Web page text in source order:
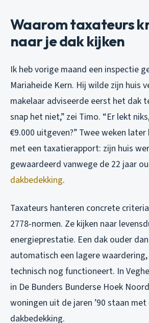
Waarom taxateurs
naar je dak kijken
Ik heb vorige maand een inspectie
Mariaheide Kern. Hij wilde zijn huis
makelaar adviseerde eerst het dak
snap het niet,” zei Timo. “Er lekt
€9.000 uitgeven?” Twee weken
met een taxatierapport: zijn huis
gewaardeerd vanwege de 22 jaar
dakbedekking.
Taxateurs hanteren concrete
2778-normen. Ze kijken naar
energieprestatie. Een dak ouder
automatisch een lagere
technisch nog functioneert. In
in De Bunders Bunderse Hoek
woningen uit de jaren ’90 staan
dakbedekking.